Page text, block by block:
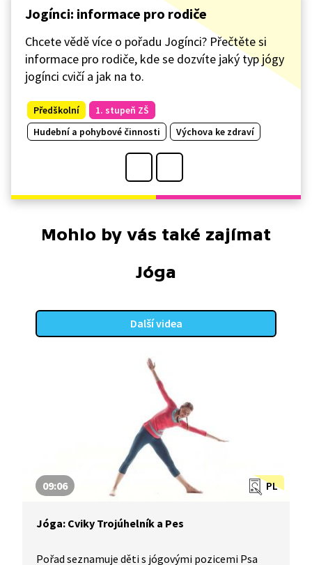
Jogínci: informace pro rodiče
Chcete vědě více o pořadu Jogínci? Přečtěte si
informace pro rodiče, kde se dozvíte jaký typ jógy
jogínci cvičí a jak na to.
Předškolní
1. stupeň ZŠ
Hudební a pohybové činnosti
Výchova ke zdraví
Mohlo by vás také zajímat
Jóga
Další videa
PL
09:06
Jóga: Cviky Trojúhelník a Pes
Pořad seznamuje děti s jógovými pozicemi Psa